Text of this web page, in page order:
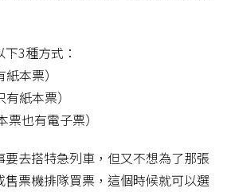
3種方式：
本票）
紙本票）
也有電子票）
去搭特急列車，但又不想為了那張
票機排隊買票，這個時候就可以選